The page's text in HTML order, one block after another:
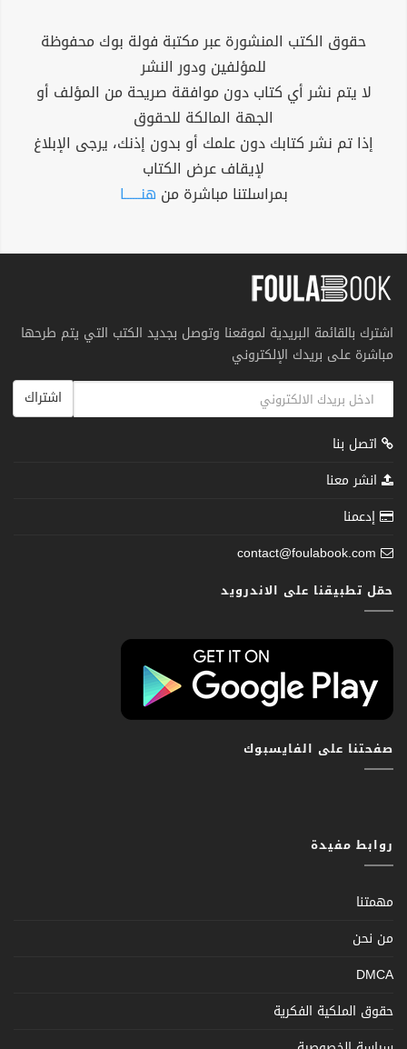
حقوق الكتب المنشورة عبر مكتبة فولة بوك محفوظة
للمؤلفين ودور النشر
لا يتم نشر أي كتاب دون موافقة صريحة من المؤلف أو
الجهة المالكة للحقوق
إذا تم نشر كتابك دون علمك أو بدون إذنك، يرجى الإبلاغ
لإيقاف عرض الكتاب
بمراسلتنا مباشرة من هنــــــا
اشترك بالقائمة البريدية لموقعنا وتوصل بجديد الكتب التي يتم طرحها
مباشرة على بريدك الإلكتروني
اشتراك
اتصل بنا
انشر معنا
إدعمنا
contact@foulabook.com
حمّل تطبيقنا على الاندرويد
صفحتنا على الفايسبوك
روابط مفيدة
مهمتنا
من نحن
DMCA
حقوق الملكية الفكرية